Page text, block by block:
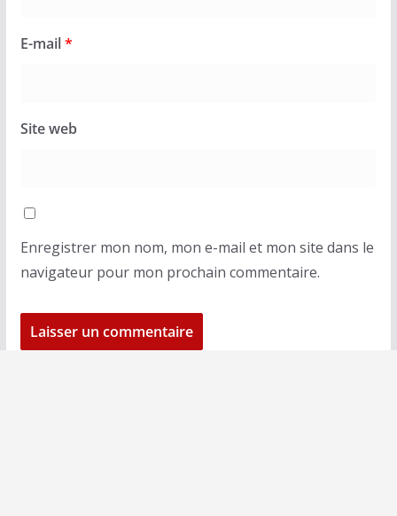
E-mail*
Site web
Enregistrer mon nom, mon e-mail et mon site dans le
navigateur pour mon prochain commentaire.